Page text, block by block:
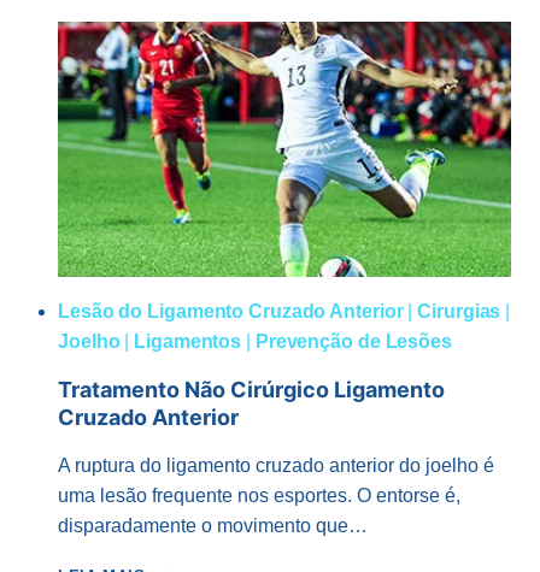
PODEM
OPERAR
O
LIGAMENTO
CRUZADO
ANTERIOR?
Lesão do Ligamento Cruzado Anterior|Cirurgias
Joelho| Ligamentos Prevenção de Lesões
Tratamento Não Cirúrgico Ligamento
Cruzado Anterior
A ruptura do ligamento cruzado anterior do joelho é
uma lesão frequente nos esportes. O entorse é,
disparadamente o movimento que…